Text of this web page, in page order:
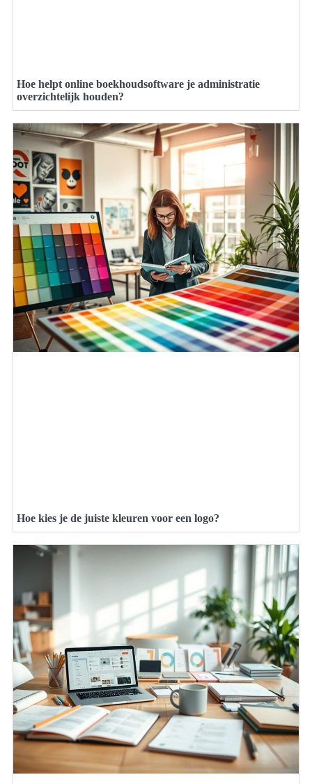
Hoe helpt online boekhoudsoftware je administratie
overzichtelijk houden?
Hoe kies je de juiste kleuren voor een logo?